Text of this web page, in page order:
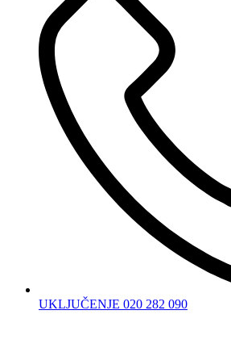
UKLJUČENJE 020 282 090